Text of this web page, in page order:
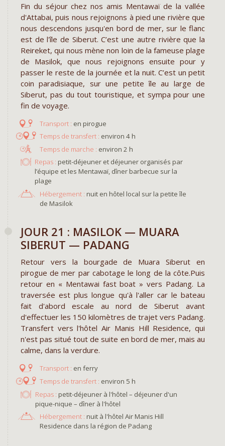
Fin du séjour chez nos amis Mentawaï de la vallée
d'Attabai, puis nous rejoignons à pied une rivière que
nous descendons jusqu'en bord de mer, sur le flanc
est de l'île de Siberut. C’est une autre rivière que la
Reireket, qui nous mène non loin de la fameuse plage
de Masilok, que nous rejoignons ensuite pour y
passer le reste de la journée et la nuit. C’est un petit
coin paradisiaque, sur une petite île au large de
Siberut, pas du tout touristique, et sympa pour une
fin de voyage.
en pirogue
environ 4 h
environ 2 h
Repas : petit-déjeuner et déjeuner organisés par
l’équipe et les Mentawaï, dîner barbecue sur la
plage
Hébergement : nuit en hôtel local sur la petite île
de Masilok
JOUR 21 : MASILOK — MUARA
SIBERUT — PADANG
Retour vers la bourgade de Muara Siberut en
pirogue de mer par cabotage le long de la côte.Puis
retour en « Mentawai fast boat » vers Padang. La
traversée est plus longue qu'à l'aller car le bateau
fait d'abord escale au nord de Siberut avant
d'effectuer les 150 kilomètres de trajet vers Padang.
Transfert vers l'hôtel Air Manis Hill Residence, qui
n'est pas situé tout de suite en bord de mer, mais au
calme, dans la verdure.
en ferry
environ 5 h
Repas : petit-déjeuner à l'hôtel – déjeuner d'un
pique-nique – dîner à l'hôtel
Hébergement : nuit à l'hôtel Air Manis Hill
Residence dans la région de Padang